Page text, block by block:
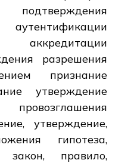
разрешения
признание
утверждение
утверждение,
гипотеза,
закон, правило,